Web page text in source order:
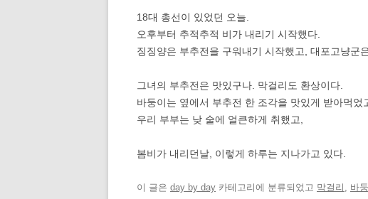
18대 총선이 있었던 오늘.
오후부터 추적추적 비가 내리기 시작했다.
징징양은 부추전을 구워내기 시작했고, 대포고냥군
그녀의 부추전은 맛있구나. 막걸리도 환상이다.
바둥이는 옆에서 부추전 한 조각을 맛있게 받아먹었
우리 부부는 낮 술에 얼큰하게 취했고,
봄비가 내리던날, 이렇게 하루는 지나가고 있다.
이 글은 day by day 카테고리에 분류되었고 막걸리 , 바